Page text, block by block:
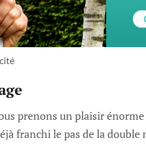
prenons un plaisir
franchi le pas de la